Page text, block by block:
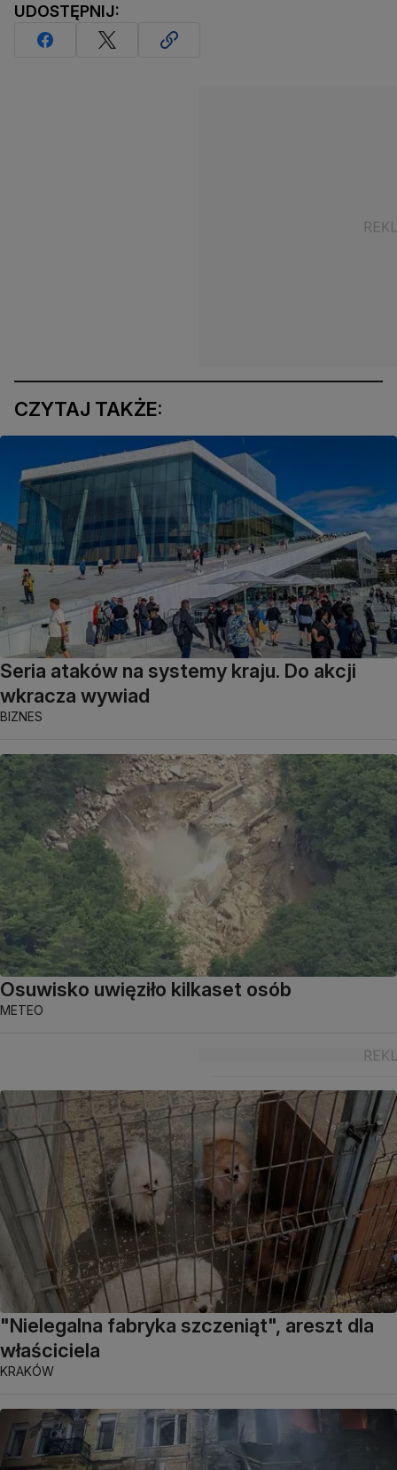
UDOSTĘPNIJ:
CZYTAJ TAKŻE:
Seria ataków na systemy kraju. Do akcji
wkracza wywiad
BIZNES
Osuwisko uwięziło kilkaset osób
METEO
"Nielegalna fabryka szczeniąt", areszt dla
właściciela
KRAKÓW